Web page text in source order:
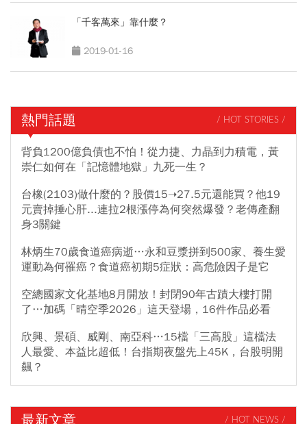
「千客萬來」靠什麼？
2019-01-16
熱門話題 / HOT STORIES /
背負1200億負債也不怕！從力捷、力晶到力積電，黃
崇仁如何在「記憶體地獄」九死一生？
台橡(2103)做什麼的？股價15➝27.5元還能買？他19
元賣掉捶心肝...連拉2根漲停為何突然爆發？老傳產翻
身3關鍵
林炳生70歲食道癌病逝…永和豆漿拼到500家、養生愛
運動為何罹癌？食道癌初期5症狀：高危險因子是它
空總國家文化基地8月開放！封閉90年古蹟大樓打開
了…加碼「晴空季2026」這天登場，16件作品必看
欣興、景碩、威剛、南亞科…15檔「三高股」這檔法
人最愛、本益比超低！台指期夜盤先上45K，台股明開
飆？
最新文章 / HOT NEWS /